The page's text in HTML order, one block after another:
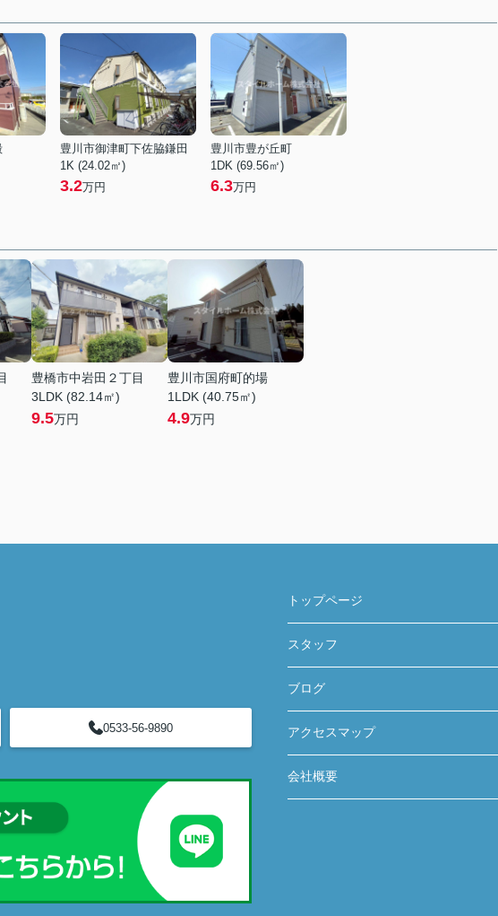
豊川市御津町下佐脇鎌田
1K (24.02㎡)
3.2万円
豊川市豊が丘町
1DK (69.56㎡)
6.3万円
豊橋市中岩田２丁目
3LDK (82.14㎡)
9.5万円
豊川市国府町的場
1LDK (40.75㎡)
4.9万円
0533-56-9890
トップページ
スタッフ
ブログ
アクセスマップ
会社概要